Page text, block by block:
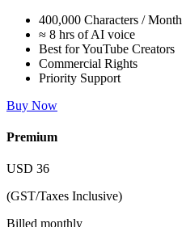
400,000 Characters / Month
≈ 8 hrs of AI voice
Best for YouTube Creators
Commercial Rights
Priority Support
Buy Now
Premium
USD 36
(GST/Taxes Inclusive)
Billed monthly